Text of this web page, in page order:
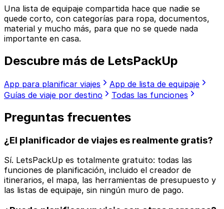
Una lista de equipaje compartida hace que nadie se
quede corto, con categorías para ropa, documentos,
material y mucho más, para que no se quede nada
importante en casa.
Descubre más de LetsPackUp
App para planificar viajes
App de lista de equipaje
Guías de viaje por destino
Todas las funciones
Preguntas frecuentes
¿El planificador de viajes es realmente gratis?
Sí. LetsPackUp es totalmente gratuito: todas las
funciones de planificación, incluido el creador de
itinerarios, el mapa, las herramientas de presupuesto y
las listas de equipaje, sin ningún muro de pago.